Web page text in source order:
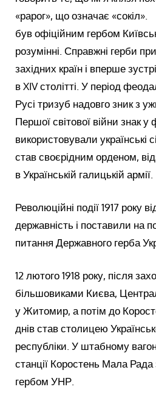
«рарог», що означає
був офіційним гербом
розумінні. Справжні герби
західних країн і вперше
в XIV столітті. У період
Русі тризуб надовго зник з
Першої світової війни знак
використовували українські
став своєрідним орденом,
в Українській галицькій армії.
Революційні події 1917 року
державність і поставили на
питання Державного герба
12 лютого 1918 року, після
більшовиками Києва,
у Житомир, а потім до
днів став столицею
республіки. У штабному
станції Коростень Мала
гербом УНР.